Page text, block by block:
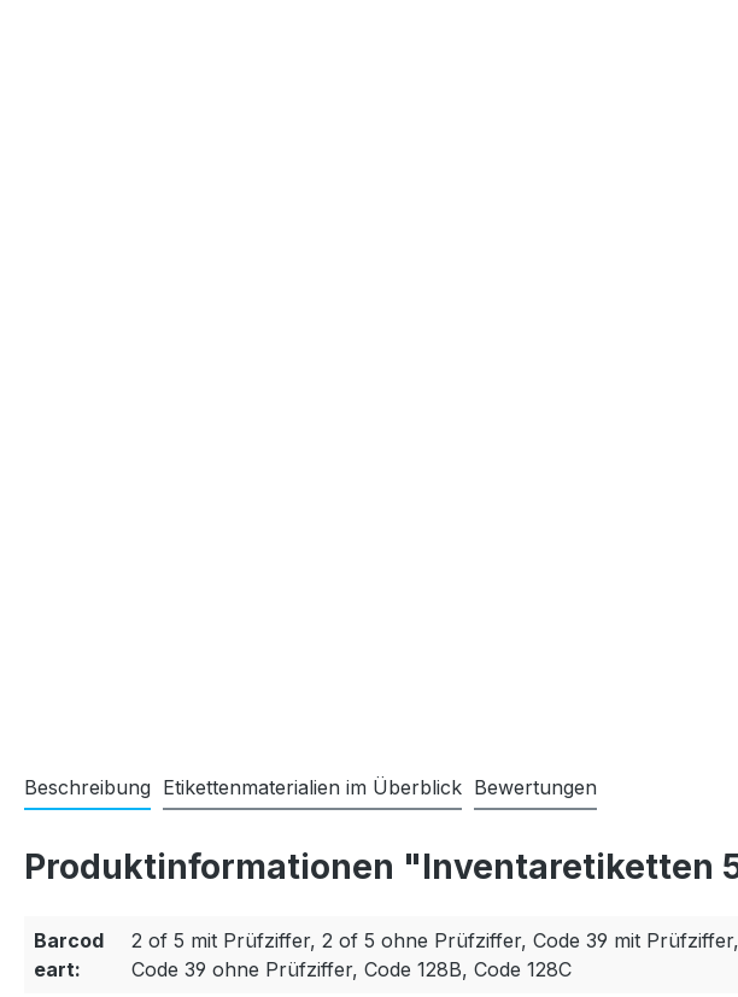
Beschreibung Etikettenmaterialien im Überblick Bewertungen
Produktinformationen "Inventaretiketten
Barcod
eart:
2 of 5 mit Prüfziffer, 2 of 5 ohne Prüfziffer, Code 39 mit Prüfziffer,
Code 39 ohne Prüfziffer, Code 128B, Code 128C